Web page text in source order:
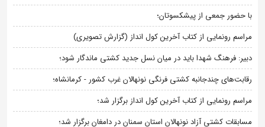
با حضور جمعی از پیشکسوتان؛
مراسم رونمایی از کتاب آخرین کول انداز (گزارش تصویری)
دبیر: فرهنگ شهدا باید در میان نسل جدید کشتی ماندگار شود؛
رقابت‌های چندجانبه کشتی فرنگی نونهالان غرب کشور - کرمانشاه؛
مراسم رونمایی از کتاب آخرین کول انداز برگزار شد؛
مسابقات کشتی آزاد نونهالان استان سمنان در دامغان برگزار شد؛